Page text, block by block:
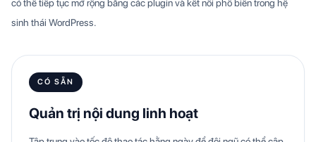
có thể tiếp tục mở rộng bằng các plugin và kết nối phổ biến trong hệ
sinh thái WordPress.
CÓ SẴN
Quản trị nội dung linh hoạt